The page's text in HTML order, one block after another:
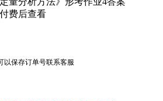
费后查看
以保存订单号联系客服